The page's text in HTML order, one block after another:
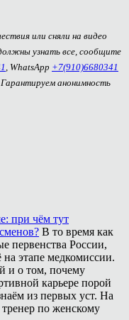
или сняли на видео
узнать все, сообщите
, WhatsApp +7(910)6680341
анонимность
при чём тут
В то время как
первенства России,
этапе медкомиссии.
и о том, почему
карьере порой
из первых уст. На
по женскому